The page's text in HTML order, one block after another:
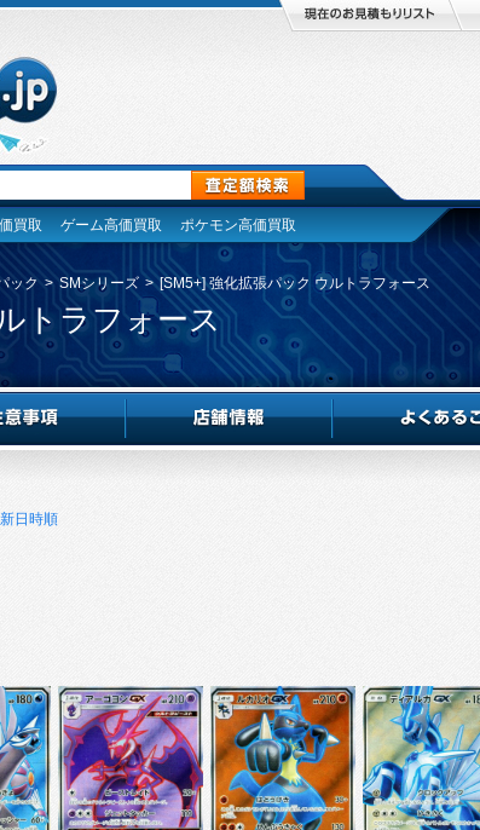
買取 ゲーム高価買取 ポケモン高価買取
ック > SMシリーズ > [SM5+] 強化拡張パック ウルトラフォース
トラフォース
日時順